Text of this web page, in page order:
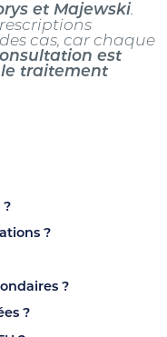
et Majewski.
cas, car chaque
est
traitement
?
?
?
?